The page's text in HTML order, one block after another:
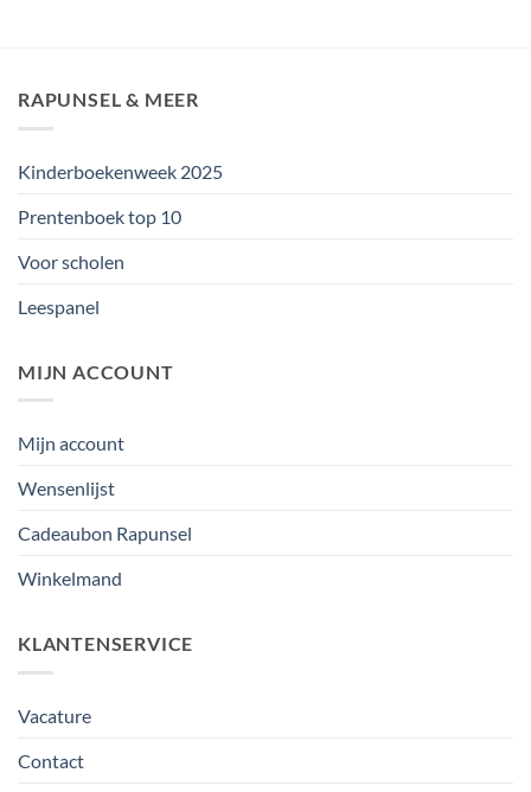
RAPUNSEL & MEER
Kinderboekenweek 2025
Prentenboek top 10
Voor scholen
Leespanel
MIJN ACCOUNT
Mijn account
Wensenlijst
Cadeaubon Rapunsel
Winkelmand
KLANTENSERVICE
Vacature
Contact